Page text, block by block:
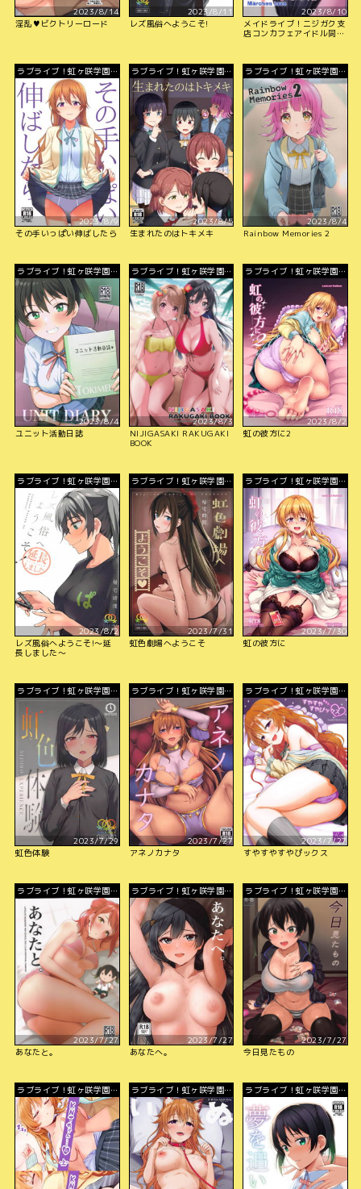
2023/8/14
淫乱♥ビクトリーロード
2023/8/11
レズ風俗へようこそ!
2023/8/10
メイドライブ！ニジガク支
店コンカフェアイドル同好
ラブライブ！虹ヶ咲学園ス
クールアイドル同好会
2023/8/9
その手いっぱい伸ばしたら
ラブライブ！虹ヶ咲学園ス
クールアイドル同好会
2023/8/5
生まれたのはトキメキ
ラブライブ！虹ヶ咲学園ス
クールアイドル同好会
2023/8/4
Rainbow Memories 2
ラブライブ！虹ヶ咲学園ス
クールアイドル同好会
2023/8/4
ユニット活動日誌
ラブライブ！虹ヶ咲学園ス
クールアイドル同好会
2023/8/3
NIJIGASAKI RAKUGAKI
BOOK
ラブライブ！虹ヶ咲学園ス
クールアイドル同好会
2023/8/2
虹の彼方に2
ラブライブ！虹ヶ咲学園ス
クールアイドル同好会
2023/8/2
レズ風俗へようこそ!～延
長しました～
ラブライブ！虹ヶ咲学園ス
クールアイドル同好会
2023/7/31
虹色劇場へようこそ
ラブライブ！虹ヶ咲学園ス
クールアイドル同好会
2023/7/30
虹の彼方に
ラブライブ！虹ヶ咲学園ス
クールアイドル同好会
2023/7/29
虹色体験
ラブライブ！虹ヶ咲学園ス
クールアイドル同好会
2023/7/27
アネノカナタ
ラブライブ！虹ヶ咲学園ス
クールアイドル同好会
2023/7/27
すやすやすやぴックス
ラブライブ！虹ヶ咲学園ス
クールアイドル同好会
2023/7/27
あなたと。
ラブライブ！虹ヶ咲学園ス
クールアイドル同好会
2023/7/27
あなたへ。
ラブライブ！虹ヶ咲学園ス
クールアイドル同好会
2023/7/27
今日見たもの
ラブライブ！虹ヶ咲学園ス
クールアイドル同好会
ラブライブ！虹ヶ咲学園ス
クールアイドル同好会
ラブライブ！虹ヶ咲学園ス
クールアイドル同好会